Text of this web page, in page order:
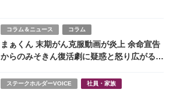
コラム＆ニュース コラム
まぁくん 末期がん克服動画が炎上 余命宣告
からのみそきん復活劇に疑惑と怒り広がる
ステークホルダーVOICE 社員・家族